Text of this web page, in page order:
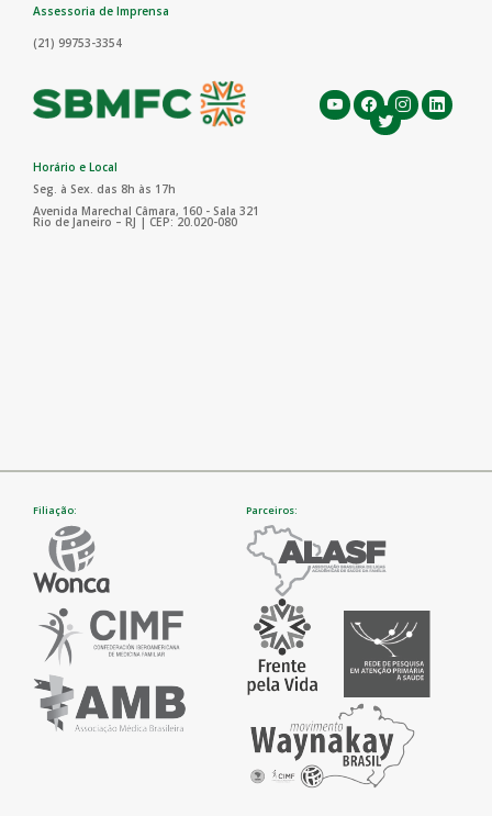
Assessoria de Imprensa
(21) 99753-3354
Horário e Local
Seg. à Sex. das 8h às 17h
Avenida Marechal Câmara, 160 - Sala 321
Rio de Janeiro – RJ | CEP: 20.020-080
Filiação: Parceiros: